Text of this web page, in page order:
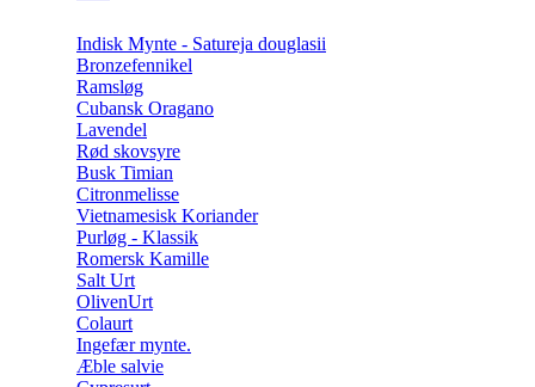
Indisk Mynte - Satureja douglasii
Bronzefennikel
Ramsløg
Cubansk Oragano
Lavendel
Rød skovsyre
Busk Timian
Citronmelisse
Vietnamesisk Koriander
Purløg - Klassik
Romersk Kamille
Salt Urt
OlivenUrt
Colaurt
Ingefær mynte.
Æble salvie